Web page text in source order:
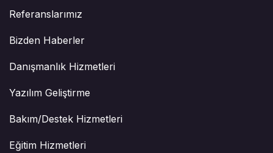
Referanslarımız
Bizden Haberler
Danışmanlık Hizmetleri
Yazılım Geliştirme
Bakım/Destek Hizmetleri
Eğitim Hizmetleri